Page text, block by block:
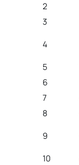
2
3
4
5
6
7
8
9
10